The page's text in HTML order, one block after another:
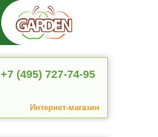
+7 (495) 727-74-95
Интернет-магазин